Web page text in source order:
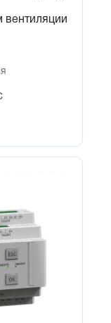
вентиляции